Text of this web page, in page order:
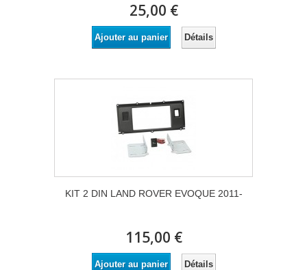
25,00 €
Ajouter au panier Détails
KIT 2 DIN LAND ROVER EVOQUE 2011-
115,00 €
Ajouter au panier Détails